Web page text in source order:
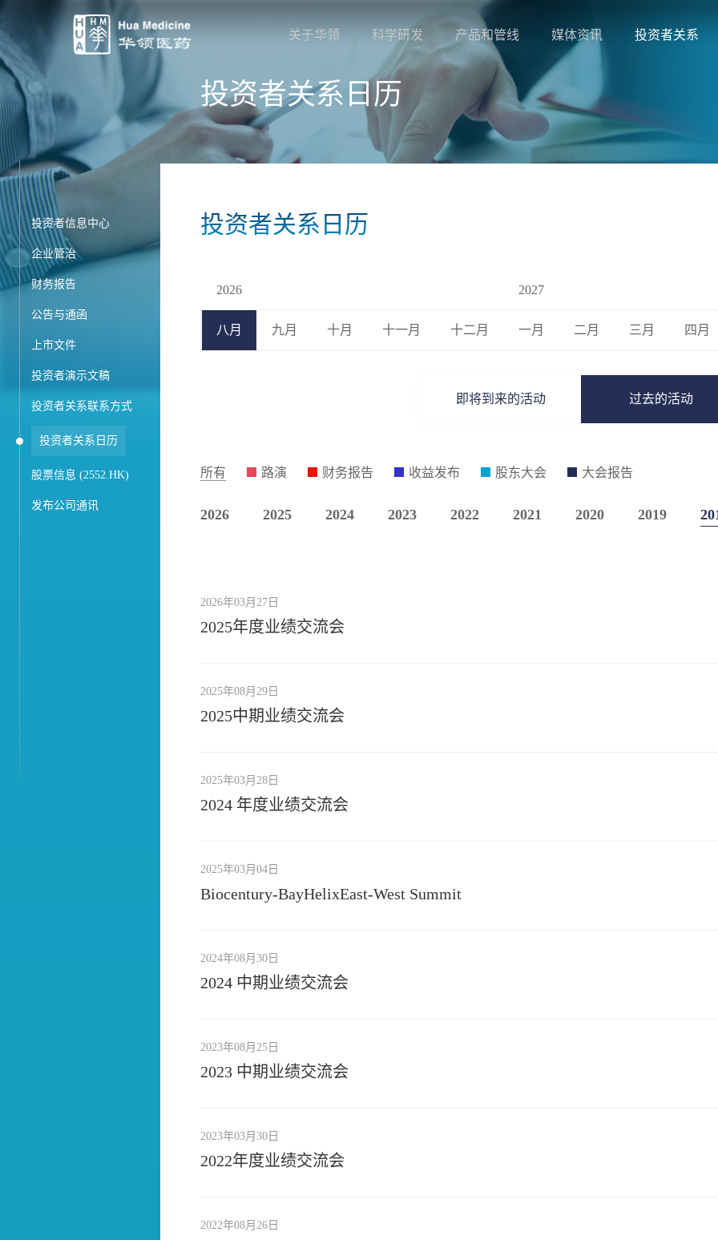
关于华领 科学研发 产品和管线 媒体资讯 投资者关系
投资者关系日历
投资者信息中心
企业管治
财务报告
公告与通函
上市文件
投资者演示文稿
投资者关系联系方式
投资者关系日历
股票信息 (2552.HK)
发布公司通讯
投资者关系日历
2026
八月 九月 十月 十一月 十二月
2027
一月 二月 三月 四月
即将到来的活动 过去的活动
所有 路演 财务报告 收益发布 股东大会 大会报告
2026 2025 2024 2023 2022 2021 2020 2019
2026年03月27日
2025年度业绩交流会
2025年08月29日
2025中期业绩交流会
2025年03月28日
2024 年度业绩交流会
2025年03月04日
Biocentury-BayHelixEast-West Summit
2024年08月30日
2024 中期业绩交流会
2023年08月25日
2023 中期业绩交流会
2023年03月30日
2022年度业绩交流会
2022年08月26日